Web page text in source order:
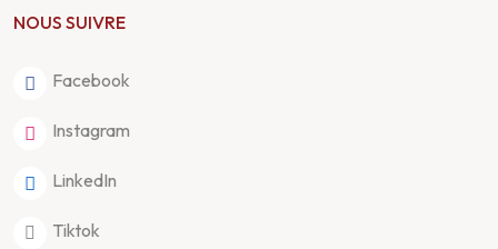
NOUS SUIVRE
Facebook
Instagram
LinkedIn
Tiktok